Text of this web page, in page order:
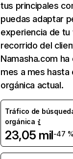
tus principales
puedas adaptar
experiencia de
recorrido del
Namasha.com
mes a mes
orgánica actual.
Tráfico de
orgánica
23,05 mil-47 %